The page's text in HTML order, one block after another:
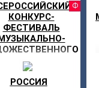
КОНКУРС-
ФЕСТИВАЛЬ
«МОЯ
ЗВЕЗДА»
РОССИЯ